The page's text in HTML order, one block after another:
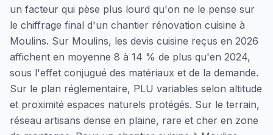
un facteur qui pèse plus lourd qu'on ne le pense sur
le chiffrage final d'un chantier rénovation cuisine à
Moulins. Sur Moulins, les devis cuisine reçus en 2026
affichent en moyenne 8 à 14 % de plus qu'en 2024,
sous l'effet conjugué des matériaux et de la demande.
Sur le plan réglementaire, PLU variables selon altitude
et proximité espaces naturels protégés. Sur le terrain,
réseau artisans dense en plaine, rare et cher en zone